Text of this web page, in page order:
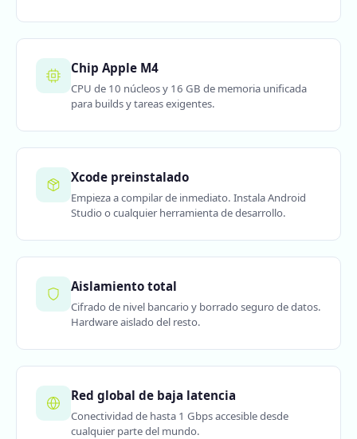
Chip Apple M4
CPU de 10 núcleos y 16 GB de memoria unificada
para builds y tareas exigentes.
Xcode preinstalado
Empieza a compilar de inmediato. Instala Android
Studio o cualquier herramienta de desarrollo.
Aislamiento total
Cifrado de nivel bancario y borrado seguro de datos.
Hardware aislado del resto.
Red global de baja latencia
Conectividad de hasta 1 Gbps accesible desde
cualquier parte del mundo.